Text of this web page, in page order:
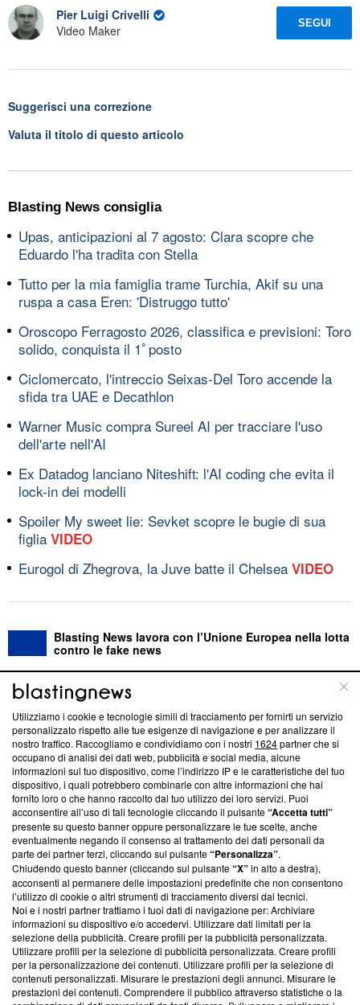
Pier Luigi Crivelli
Video Maker
SEGUI
Suggerisci una correzione
Valuta il titolo di questo articolo
Blasting News consiglia
Upas, anticipazioni al 7 agosto: Clara scopre che
Eduardo l'ha tradita con Stella
Tutto per la mia famiglia trame Turchia, Akif su una
ruspa a casa Eren: 'Distruggo tutto'
Oroscopo Ferragosto 2026, classifica e previsioni: Toro
solido, conquista il 1ﾟposto
Ciclomercato, l'intreccio Seixas-Del Toro accende la
sfida tra UAE e Decathlon
Warner Music compra Sureel AI per tracciare l'uso
dell'arte nell'AI
Ex Datadog lanciano Niteshift: l'AI coding che evita il
lock-in dei modelli
Spoiler My sweet lie: Sevket scopre le bugie di sua
figlia VIDEO
Eurogol di Zhegrova, la Juve batte il Chelsea VIDEO
Blasting News lavora con l’Unione Europea nella lotta
contro le fake news
ABOUT LINEA EDITORIALE
Questa sezione offre informazioni trasparenti su Blasting
News, sui nostri processi editoriali e su come ci impegniamo a
creare news di qualità. Inoltre, afferma la nostra aderenza a
‘Trust Project - News with Integrity’Blasting News non è
ancora membro del programma, ma ha richiesto di farne
parte; Trust Project non ha ancora effettuato una verifica di
conformità agli standard.
Su di noi
Team editoriale
Corporate
Redazione
Informativa Privacy
Utilizziamo i cookie e tecnologie simili di tracciamento per fornirti un servizio
personalizzato rispetto alle tue esigenze di navigazione e per analizzare il
nostro traffico. Raccogliamo e condividiamo con i nostri 1624partner che si
occupano di analisi dei dati web, pubblicità e social media, alcune
informazioni sul tuo dispositivo, come l’indirizzo IP e le caratteristiche del tuo
dispositivo, i quali potrebbero combinarle con altre informazioni che hai
fornito loro o che hanno raccolto dal tuo utilizzo dei loro servizi. Puoi
acconsentire all’uso di tali tecnologie cliccando il pulsante“Accetta tutti”
presente su questo banner oppure personalizzare le tue scelte, anche
eventualmente negando il consenso al trattamento dei dati personali da
parte dei partner terzi, cliccando sul pulsante“Personalizza”.
Chiudendo questo banner (cliccando sul pulsante“X”in alto a destra),
acconsenti al permanere delle impostazioni predefinite che non consentono
l’utilizzo di cookie o altri strumenti di tracciamento diversi dai tecnici.
Noi e i nostri partner trattiamo i tuoi dati di navigazione per: Archiviare
informazioni su dispositivo e/o accedervi. Utilizzare dati limitati per la
selezione della pubblicità. Creare profili per la pubblicità personalizzata.
Utilizzare profili per la selezione di pubblicità personalizzata. Creare profili
per la personalizzazione dei contenuti. Utilizzare profili per la selezione di
contenuti personalizzati. Misurare le prestazioni degli annunci. Misurare le
prestazioni dei contenuti. Comprendere il pubblico attraverso statistiche o la